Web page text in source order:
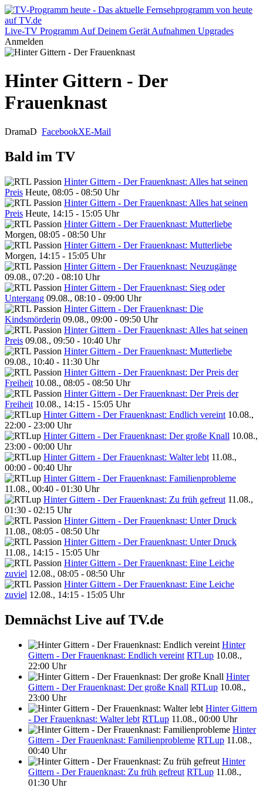
Live-TV Programm Auf Deinem Gerät Aufnahmen Upgrades
Anmelden
Hinter Gittern - Der
Frauenknast
DramaD FacebookXE-Mail
Bald im TV
Hinter Gittern - Der Frauenknast: Alles hat seinen
Preis Heute, 08:05 - 08:50 Uhr
Hinter Gittern - Der Frauenknast: Alles hat seinen
Preis Heute, 14:15 - 15:05 Uhr
Hinter Gittern - Der Frauenknast: Mutterliebe
Morgen, 08:05 - 08:50 Uhr
Hinter Gittern - Der Frauenknast: Mutterliebe
Morgen, 14:15 - 15:05 Uhr
Hinter Gittern - Der Frauenknast: Neuzugänge
09.08., 07:20 - 08:10 Uhr
Hinter Gittern - Der Frauenknast: Sieg oder
Untergang 09.08., 08:10 - 09:00 Uhr
Hinter Gittern - Der Frauenknast: Die
Kindsmörderin 09.08., 09:00 - 09:50 Uhr
Hinter Gittern - Der Frauenknast: Alles hat seinen
Preis 09.08., 09:50 - 10:40 Uhr
Hinter Gittern - Der Frauenknast: Mutterliebe
09.08., 10:40 - 11:30 Uhr
Hinter Gittern - Der Frauenknast: Der Preis der
Freiheit 10.08., 08:05 - 08:50 Uhr
Hinter Gittern - Der Frauenknast: Der Preis der
Freiheit 10.08., 14:15 - 15:05 Uhr
Hinter Gittern - Der Frauenknast: Endlich vereint 10.08.,
22:00 - 23:00 Uhr
Hinter Gittern - Der Frauenknast: Der große Knall 10.08.,
23:00 - 00:00 Uhr
Hinter Gittern - Der Frauenknast: Walter lebt 11.08.,
00:00 - 00:40 Uhr
Hinter Gittern - Der Frauenknast: Familienprobleme
11.08., 00:40 - 01:30 Uhr
Hinter Gittern - Der Frauenknast: Zu früh gefreut 11.08.,
01:30 - 02:15 Uhr
Hinter Gittern - Der Frauenknast: Unter Druck
11.08., 08:05 - 08:50 Uhr
Hinter Gittern - Der Frauenknast: Unter Druck
11.08., 14:15 - 15:05 Uhr
Hinter Gittern - Der Frauenknast: Eine Leiche
zuviel 12.08., 08:05 - 08:50 Uhr
Hinter Gittern - Der Frauenknast: Eine Leiche
zuviel 12.08., 14:15 - 15:05 Uhr
Demnächst Live auf TV.de
Hinter
Gittern - Der Frauenknast: Endlich vereint RTLup 10.08.,
22:00 Uhr
Hinter
Gittern - Der Frauenknast: Der große Knall RTLup 10.08.,
23:00 Uhr
Hinter Gittern
- Der Frauenknast: Walter lebt RTLup 11.08., 00:00 Uhr
Hinter
Gittern - Der Frauenknast: Familienprobleme RTLup 11.08.,
00:40 Uhr
Hinter
Gittern - Der Frauenknast: Zu früh gefreut RTLup 11.08.,
01:30 Uhr